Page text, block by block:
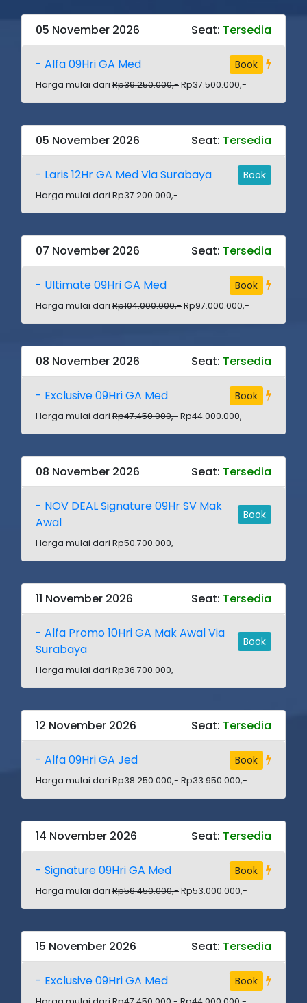
05 November 2026 Seat: Tersedia
- Alfa 09Hri GA Med Book
Harga mulai dari Rp39.250.000,-Rp37.500.000,-
05 November 2026 Seat: Tersedia
- Laris 12Hr GA Med Via Surabaya Book
Harga mulai dari Rp37.200.000,-
07 November 2026 Seat: Tersedia
- Ultimate 09Hri GA Med Book
Harga mulai dari Rp104.000.000,-Rp97.000.000,-
08 November 2026 Seat: Tersedia
- Exclusive 09Hri GA Med Book
Harga mulai dari Rp47.450.000,-Rp44.000.000,-
08 November 2026 Seat: Tersedia
- NOV DEAL Signature 09Hr SV Mak
Awal
Book
Harga mulai dari Rp50.700.000,-
11 November 2026 Seat: Tersedia
- Alfa Promo 10Hri GA Mak Awal Via
Surabaya
Book
Harga mulai dari Rp36.700.000,-
12 November 2026 Seat: Tersedia
- Alfa 09Hri GA Jed Book
Harga mulai dari Rp38.250.000,-Rp33.950.000,-
14 November 2026 Seat: Tersedia
- Signature 09Hri GA Med Book
Harga mulai dari Rp56.450.000,-Rp53.000.000,-
15 November 2026 Seat: Tersedia
- Exclusive 09Hri GA Med Book